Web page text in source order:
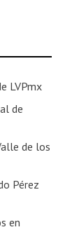
LVPmx
de
de los
Pérez
en